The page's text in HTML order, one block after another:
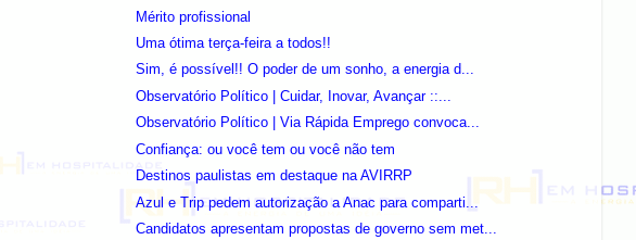
Mérito profissional
Uma ótima terça-feira a todos!!
Sim, é possível!! O poder de um sonho, a energia d...
Observatório Político | Cuidar, Inovar, Avançar ::...
Observatório Político | Via Rápida Emprego convoca...
Confiança: ou você tem ou você não tem
Destinos paulistas em destaque na AVIRRP
Azul e Trip pedem autorização a Anac para comparti...
Candidatos apresentam propostas de governo sem met...